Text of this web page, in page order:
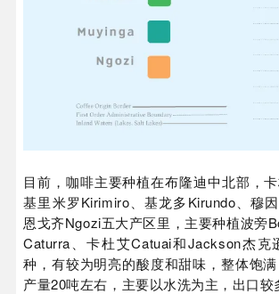
目前，咖啡主要种植在布隆迪中北部，卡
基里米罗Kirimiro、基龙多Kirundo、穆
恩戈齐Ngozi五大产区里，主要种植波旁
Caturra、卡杜艾Catuai和Jackson杰克
种，有较为明亮的酸度和甜味，整体饱
产量20吨左右，主要以水洗为主，出口较